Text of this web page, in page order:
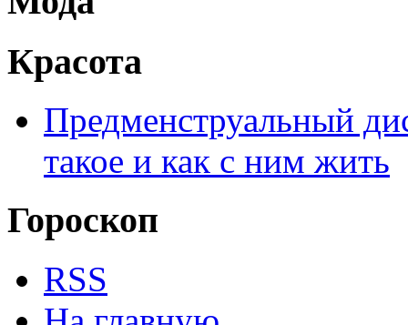
Красота
Предменструальный
такое и как с ним жить
Гороскоп
RSS